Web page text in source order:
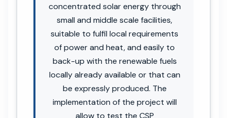
concentrated solar energy through
small and middle scale facilities,
suitable to fulfil local requirements
of power and heat, and easily to
back-up with the renewable fuels
locally already available or that can
be expressly produced. The
implementation of the project will
allow to test the CSP